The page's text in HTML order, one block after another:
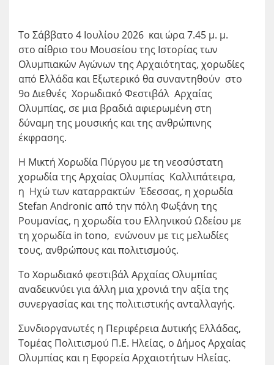
Το Σάββατο 4 Ιουλίου 2026 και ώρα 7.45 μ. μ.
στο αίθριο του Μουσείου της Ιστορίας των
Ολυμπιακών Αγώνων της Αρχαιότητας, χορωδίες
από Ελλάδα και Εξωτερικό θα συναντηθούν στο
9ο Διεθνές Χορωδιακό Φεστιβάλ Αρχαίας
Ολυμπίας, σε μια βραδιά αφιερωμένη στη
δύναμη της μουσικής και της ανθρώπινης
έκφρασης.
Η Μικτή Χορωδία Πύργου με τη νεοσύστατη
χορωδία της Αρχαίας Ολυμπίας Καλλιπάτειρα,
η Ηχώ των καταρρακτών Έδεσσας, η χορωδία
Stefan Andronic από την πόλη Φωξάνη της
Ρουμανίας, η χορωδία του Ελληνικού Ωδείου με
τη χορωδία in tono, ενώνουν με τις μελωδίες
τους, ανθρώπους και πολιτισμούς.
Το Χορωδιακό φεστιβάλ Αρχαίας Ολυμπίας
αναδεικνύει για άλλη μια χρονιά την αξία της
συνεργασίας και της πολιτιστικής ανταλλαγής.
Συνδιοργανωτές η Περιφέρεια Δυτικής Ελλάδας,
Τομέας Πολιτισμού Π.Ε. Ηλείας, ο Δήμος Αρχαίας
Ολυμπίας και η Εφορεία Αρχαιοτήτων Ηλείας.